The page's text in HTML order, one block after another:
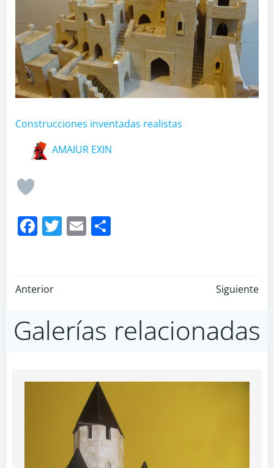
Construcciones inventadas realistas
AMAIUR EXIN
Facebook
Twitter
Email
Post
navigation
Anterior
navigation
Siguiente
Galerías relacionadas